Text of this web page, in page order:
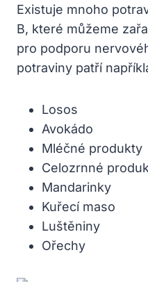
Existuje mnoho
B, které můžeme
pro podporu
potraviny patří
Losos
Avokádo
Mléčné produkty
Celozrnné
Mandarinky
Kuřecí maso
Luštěniny
Ořechy